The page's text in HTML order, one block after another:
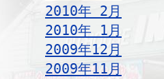
2010年 2月
2010年 1月
2009年12月
2009年11月